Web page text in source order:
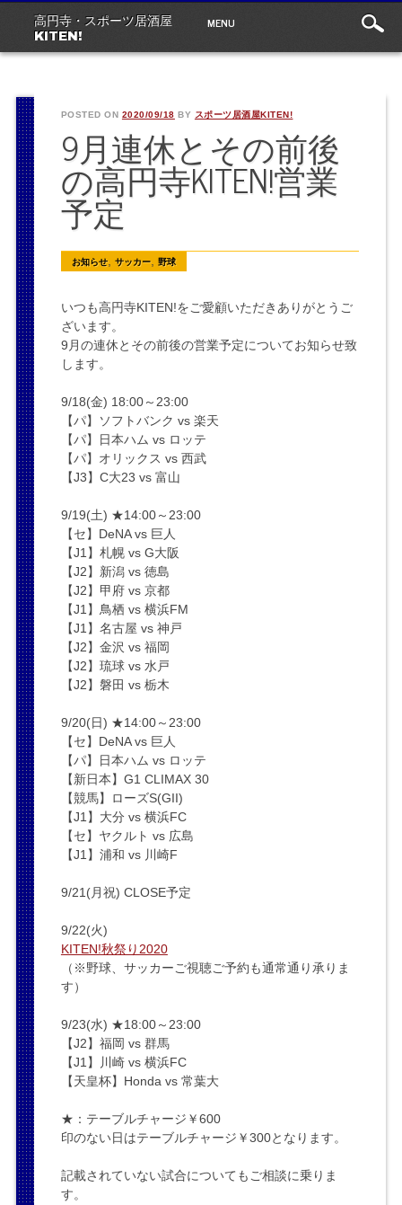
高円寺・スポーツ居酒屋
KITEN!
Main
MENU
POSTED ON 2020/09/18 BY スポーツ居酒屋KITEN!
9月連休とその前後
の高円寺KITEN!営業
予定
お知らせ, サッカー, 野球
いつも高円寺KITEN!をご愛顧いただきありがとうご
ざいます。
9月の連休とその前後の営業予定についてお知らせ致
します。
9/18(金) 18:00～23:00
【パ】ソフトバンク vs 楽天
【パ】日本ハム vs ロッテ
【パ】オリックス vs 西武
【J3】C大23 vs 富山
9/19(土) ★14:00～23:00
【セ】DeNA vs 巨人
【J1】札幌 vs G大阪
【J2】新潟 vs 徳島
【J2】甲府 vs 京都
【J1】鳥栖 vs 横浜FM
【J1】名古屋 vs 神戸
【J2】金沢 vs 福岡
【J2】琉球 vs 水戸
【J2】磐田 vs 栃木
9/20(日) ★14:00～23:00
【セ】DeNA vs 巨人
【パ】日本ハム vs ロッテ
【新日本】G1 CLIMAX 30
【競馬】ローズS(GII)
【J1】大分 vs 横浜FC
【セ】ヤクルト vs 広島
【J1】浦和 vs 川崎F
9/21(月祝) CLOSE予定
9/22(火)
KITEN!秋祭り2020
（※野球、サッカーご視聴ご予約も通常通り承りま
す）
9/23(水) ★18:00～23:00
【J2】福岡 vs 群馬
【J1】川崎 vs 横浜FC
【天皇杯】Honda vs 常葉大
★：テーブルチャージ￥600
印のない日はテーブルチャージ￥300となります。
記載されていない試合についてもご相談に乗りま
す。